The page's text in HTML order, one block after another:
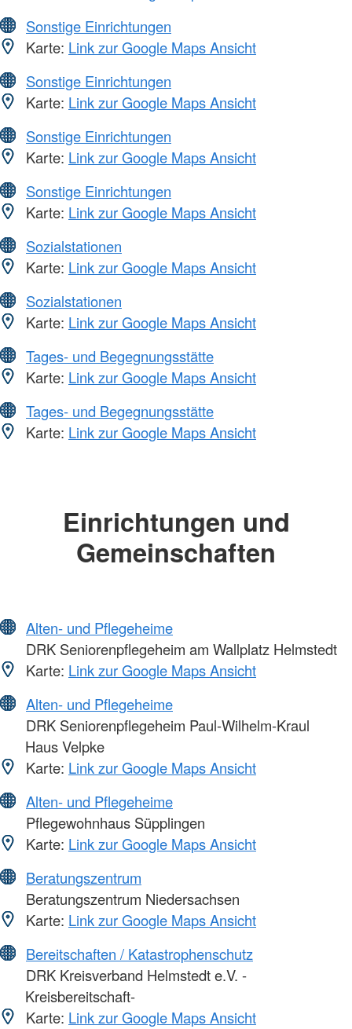
Sonstige Einrichtungen
Karte: Link zur Google Maps Ansicht
Sonstige Einrichtungen
Karte: Link zur Google Maps Ansicht
Sonstige Einrichtungen
Karte: Link zur Google Maps Ansicht
Sonstige Einrichtungen
Karte: Link zur Google Maps Ansicht
Sozialstationen
Karte: Link zur Google Maps Ansicht
Sozialstationen
Karte: Link zur Google Maps Ansicht
Tages- und Begegnungsstätte
Karte: Link zur Google Maps Ansicht
Tages- und Begegnungsstätte
Karte: Link zur Google Maps Ansicht
Einrichtungen und
Gemeinschaften
Alten- und Pflegeheime
DRK Seniorenpflegeheim am Wallplatz Helmstedt
Karte: Link zur Google Maps Ansicht
Alten- und Pflegeheime
DRK Seniorenpflegeheim Paul-Wilhelm-Kraul
Haus Velpke
Karte: Link zur Google Maps Ansicht
Alten- und Pflegeheime
Pflegewohnhaus Süpplingen
Karte: Link zur Google Maps Ansicht
Beratungszentrum
Beratungszentrum Niedersachsen
Karte: Link zur Google Maps Ansicht
Bereitschaften / Katastrophenschutz
DRK Kreisverband Helmstedt e.V. -
Kreisbereitschaft-
Karte: Link zur Google Maps Ansicht